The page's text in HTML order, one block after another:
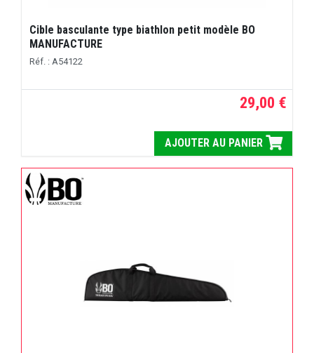
Cible basculante type biathlon petit modèle BO
MANUFACTURE
Réf. : A54122
29,00 €
AJOUTER AU PANIER